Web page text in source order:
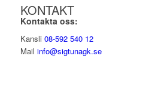
KONTAKT
Kontakta oss:
Kansli 08-592 540 12
Mail info@sigtunagk.se